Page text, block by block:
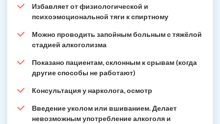
Избавляет от физиологической и
психоэмоциональной тяги к спиртному
Можно проводить запойным больным с тяжёлой
стадией алкоголизма
Показано пациентам, склонным к срывам (когда
другие способы не работают)
Консультация у нарколога, осмотр
Введение уколом или вшиванием. Делает
невозможным употребление алкоголя и